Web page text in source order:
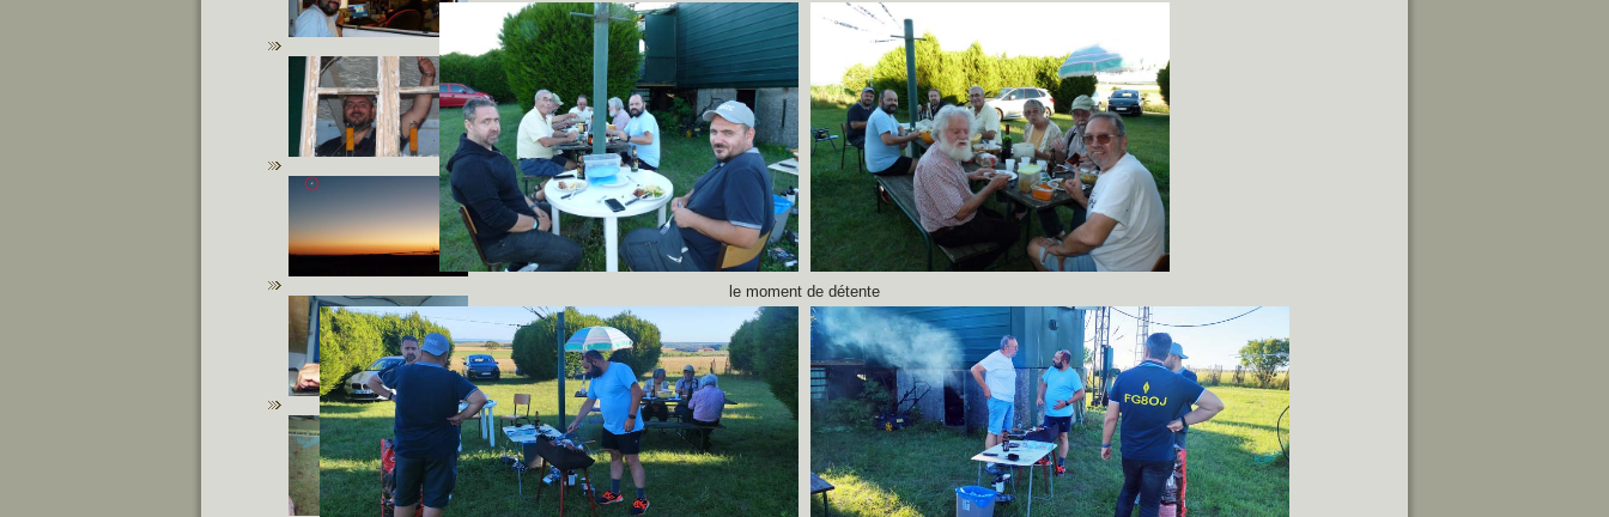
le moment de détente